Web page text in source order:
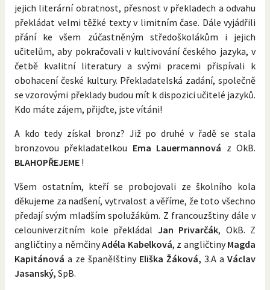
jejich literární obratnost, přesnost v překladech a odvahu
překládat velmi těžké texty v limitním čase. Dále vyjádřili
přání ke všem zúčastněným středoškolákům i jejich
učitelům, aby pokračovali v kultivování českého jazyka, v
četbě kvalitní literatury a svými pracemi přispívali k
obohacení české kultury. Překladatelská zadání, společně
se vzorovými překlady budou mít k dispozici učitelé jazyků.
Kdo máte zájem, přijďte, jste vítáni!
A kdo tedy získal bronz? Již po druhé v řadě se stala
bronzovou překladatelkou Ema Lauermannová z OkB.
BLAHOPŘEJEME !
Všem ostatním, kteří se probojovali ze školního kola
děkujeme za nadšení, vytrvalost a věříme, že toto všechno
předají svým mladším spolužákům. Z francouzštiny dále v
celouniverzitním kole překládal Jan Privarčák, OkB. Z
angličtiny a němčinyAdéla Kabelková, z angličtinyMagda
Kapitánová a ze španělštiny Eliška Žáková, 3.A a Václav
Jasanský, SpB.